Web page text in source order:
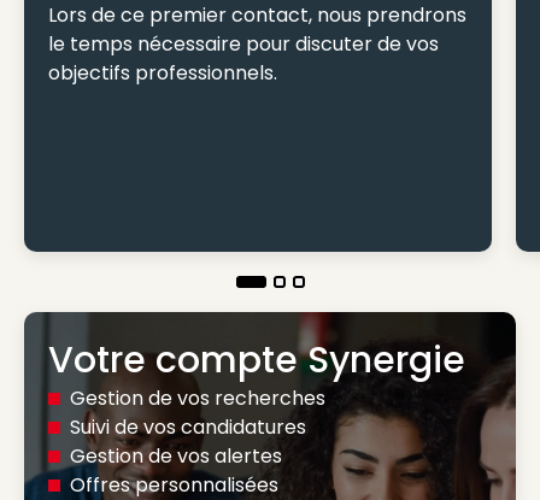
Lors de ce premier contact, nous prendrons
le temps nécessaire pour discuter de vos
objectifs professionnels.
Votre compte Synergie
Gestion de vos recherches
Suivi de vos candidatures
Gestion de vos alertes
Offres personnalisées